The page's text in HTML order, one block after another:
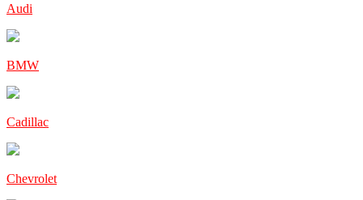
Audi
BMW
Cadillac
Chevrolet